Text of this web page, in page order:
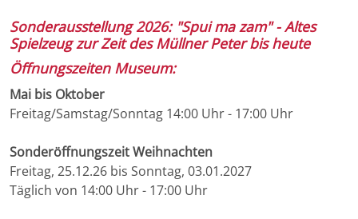
Sonderausstellung 2026: "Spui ma zam" - Altes
Spielzeug zur Zeit des Müllner Peter bis heute
Öffnungszeiten Museum:
Mai bis Oktober
Freitag/Samstag/Sonntag 14:00 Uhr - 17:00 Uhr
Sonderöffnungszeit Weihnachten
Freitag, 25.12.26 bis Sonntag, 03.01.2027
Täglich von 14:00 Uhr - 17:00 Uhr